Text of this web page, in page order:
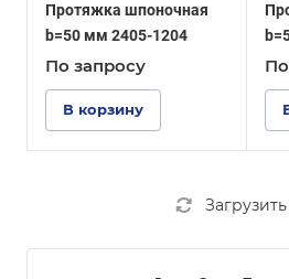
Протяжка шпоночная
b=50 мм 2405-1204
По запросу
В корзину